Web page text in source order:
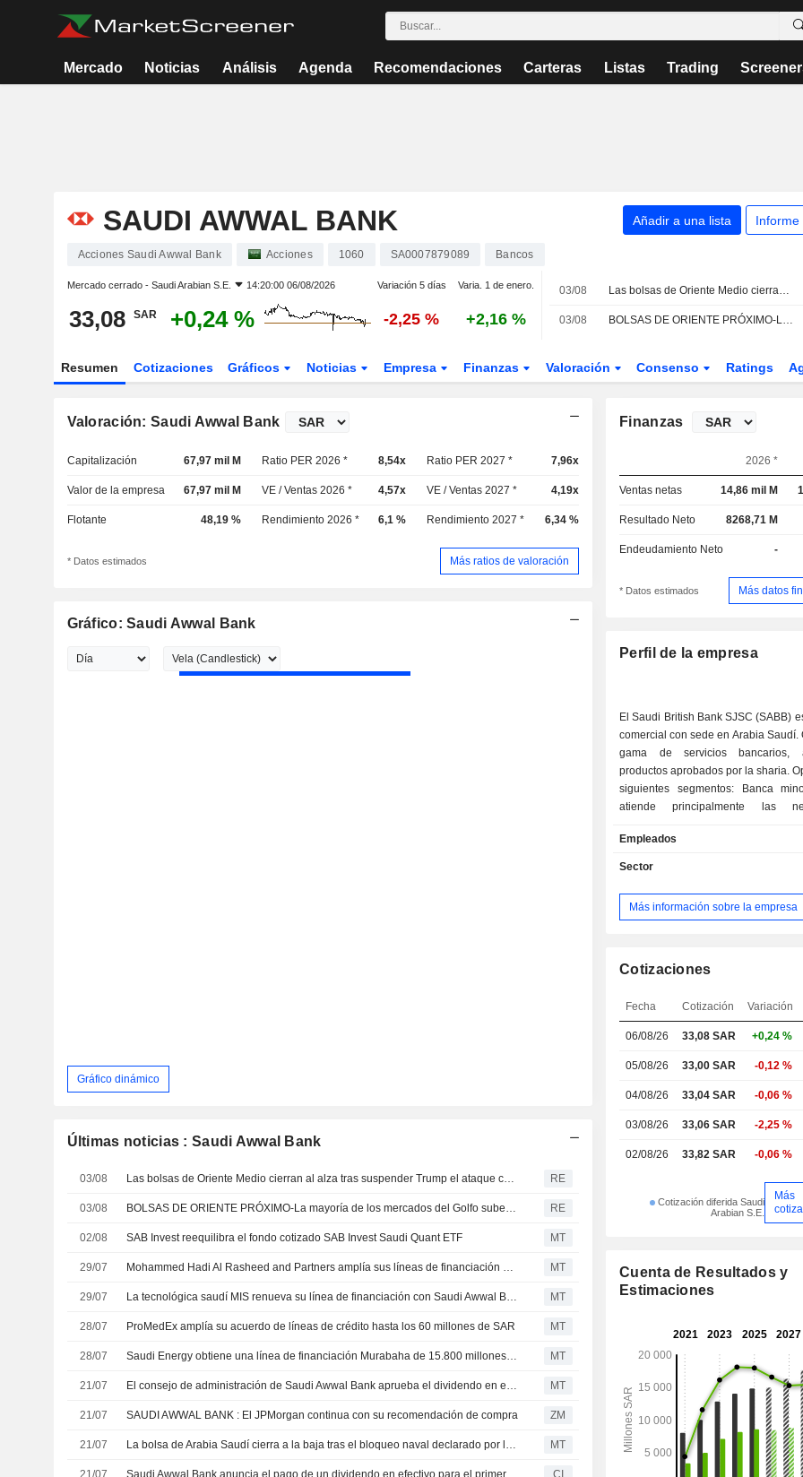
Mercado Noticias Análisis Agenda Recomendaciones Carteras Listas Trading
SAUDI AWWAL BANK Añadir a una lista Informe
Acciones Saudi Awwal Bank Acciones 1060 SA0007879089 Bancos
Mercado cerrado - Saudi Arabian S.E. 14:20:00 06/08/2026 Variación 5 días Varia. 1 de enero.
33,08 SAR +0,24 % -2,25 % +2,16 %
03/08 Las bolsas de Oriente Medio cierran al alza tras suspender Trump el ataque contra Irán
03/08 BOLSAS DE ORIENTE PRÓXIMO-La mayoría de los mercados del Golfo suben tras frenar Trump el ataque a Irán
Resumen Cotizaciones Gráficos Noticias Empresa Finanzas Valoración Consenso Ratings
Valoración: Saudi Awwal Bank
Capitalización 67,97 mil M Ratio PER 2026 * 8,54x Ratio PER 2027 * 7,96x
Valor de la empresa 67,97 mil M VE / Ventas 2026 * 4,57x VE / Ventas 2027 * 4,19x
Flotante 48,19 % Rendimiento 2026 * 6,1 % Rendimiento 2027 * 6,34 %
* Datos estimados Más ratios de valoración
Gráfico: Saudi Awwal Bank
Gráfico dinámico
Últimas noticias : Saudi Awwal Bank
03/08 Las bolsas de Oriente Medio cierran al alza tras suspender Trump el ataque contra Irán RE
03/08 BOLSAS DE ORIENTE PRÓXIMO-La mayoría de los mercados del Golfo suben tras frenar Trump el ataque a Irán RE
02/08 SAB Invest reequilibra el fondo cotizado SAB Invest Saudi Quant ETF MT
29/07 Mohammed Hadi Al Rasheed and Partners amplía sus líneas de financiación bancaria conformes con la Sharia MT
29/07 La tecnológica saudí MIS renueva su línea de financiación con Saudi Awwal Bank MT
28/07 ProMedEx amplía su acuerdo de líneas de crédito hasta los 60 millones de SAR MT
28/07 Saudi Energy obtiene una línea de financiación Murabaha de 15.800 millones SAR MT
21/07 El consejo de administración de Saudi Awwal Bank aprueba el dividendo en efectivo del primer semestre MT
21/07 SAUDI AWWAL BANK : El JPMorgan continua con su recomendación de compra ZM
21/07 La bolsa de Arabia Saudí cierra a la baja tras el bloqueo naval declarado por los hutíes MT
Finanzas
2026 *
Ventas netas 14,86 mil M
Resultado Neto 8268,71 M
Endeudamiento Neto -
* Datos estimados Más datos
Perfil de la empresa
El Saudi British Bank SJSC (SABB)
comercial con sede en Arabia Saudí.
gama de servicios bancarios,
productos aprobados por la sharia.
siguientes segmentos: Banca
atiende principalmente las
privada, incluyendo
corrientes y de ahorro, finanzas
atiende principalmente las
bancarias de los clientes de banca
facilidades de crédito; Tesorería,
transacciones en divisas y la
derivados financieros, así como
incluye las actividades de la
ocupa de la gestión de los riesgos
Banco, y es responsable de la
las operaciones del Banco.
Empleados
Sector
Más información sobre la empresa
Cotizaciones
Fecha Cotización Variación
06/08/26 33,08 SAR +0,24 %
05/08/26 33,00 SAR -0,12 %
04/08/26 33,04 SAR -0,06 %
03/08/26 33,06 SAR -2,25 %
02/08/26 33,82 SAR -0,06 %
Cotización diferida Saudi
Arabian S.E.
Más
Cuenta de Resultados y
Estimaciones